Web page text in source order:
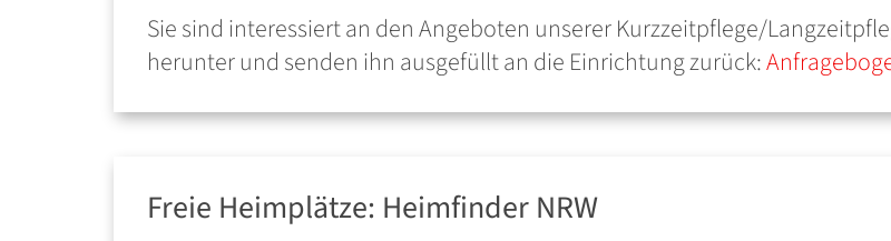
Sie sind interessiert an den Angeboten unserer Kurzzeitpflege/
herunter und senden ihn ausgefüllt an die Einrichtung zurück:
Freie Heimplätze: Heimfinder NRW